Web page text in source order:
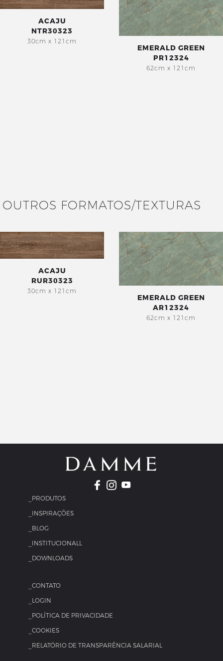
ACAJU
NTR30323
30cm x 121cm
EMERALD GREEN
PR12324
62cm x 121cm
OUTROS FORMATOS/TEXTURAS
ACAJU
RUR30323
30cm x 121cm
EMERALD GREEN
AR12324
62cm x 121cm
_PRODUTOS
_INSPIRAÇÕES
_BLOG
_INSTITUCIONALL
_DOWNLOADS
_CONTATO
_LOGIN
_POLÍTICA DE PRIVACIDADE
_COOKIES
_RELATÓRIO DE TRANSPARÊNCIA SALARIAL